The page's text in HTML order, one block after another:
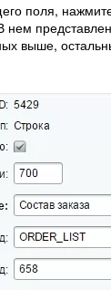
поля,
выше,